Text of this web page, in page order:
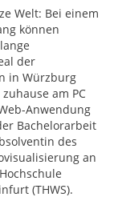
Welt: Bei einem
können
der
in Würzburg
am PC
Anwendung
Bachelorarbeit
des
an
(THWS).